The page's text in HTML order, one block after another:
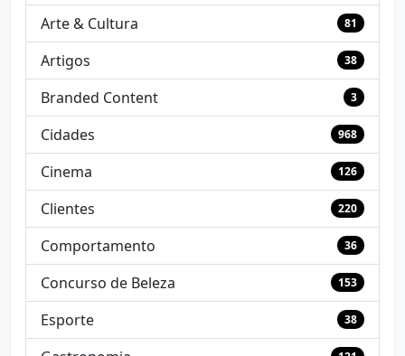
Arte & Cultura 81
Artigos 38
Branded Content 3
Cidades 968
Cinema 126
Clientes 220
Comportamento 36
Concurso de Beleza 153
Esporte 38